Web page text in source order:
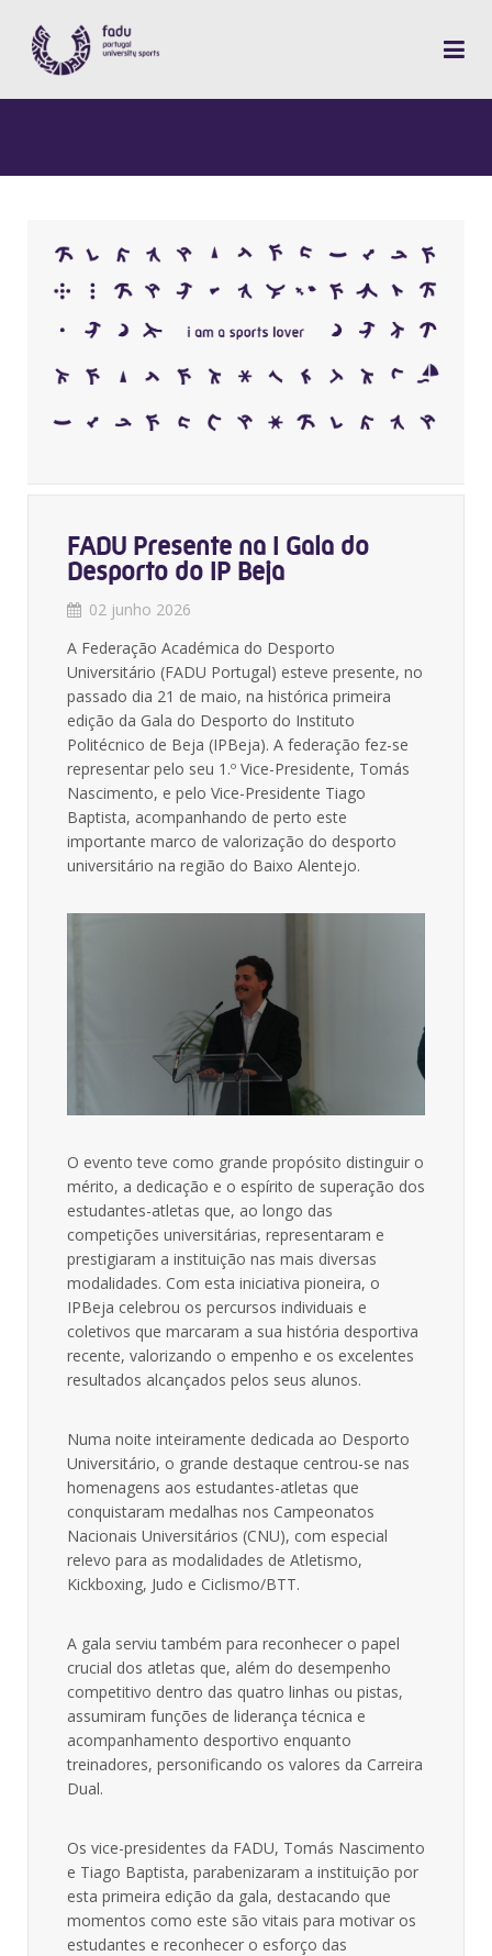
FADU Presente na I Gala do
Desporto do IP Beja
02 junho 2026
A Federação Académica do Desporto
Universitário (FADU Portugal) esteve presente, no
passado dia 21 de maio, na histórica primeira
edição da Gala do Desporto do Instituto
Politécnico de Beja (IPBeja). A federação fez-se
representar pelo seu 1.º Vice-Presidente, Tomás
Nascimento, e pelo Vice-Presidente Tiago
Baptista, acompanhando de perto este
importante marco de valorização do desporto
universitário na região do Baixo Alentejo.
O evento teve como grande propósito distinguir o
mérito, a dedicação e o espírito de superação dos
estudantes-atletas que, ao longo das
competições universitárias, representaram e
prestigiaram a instituição nas mais diversas
modalidades. Com esta iniciativa pioneira, o
IPBeja celebrou os percursos individuais e
coletivos que marcaram a sua história desportiva
recente, valorizando o empenho e os excelentes
resultados alcançados pelos seus alunos.
Numa noite inteiramente dedicada ao Desporto
Universitário, o grande destaque centrou-se nas
homenagens aos estudantes-atletas que
conquistaram medalhas nos Campeonatos
Nacionais Universitários (CNU), com especial
relevo para as modalidades de Atletismo,
Kickboxing, Judo e Ciclismo/BTT.
A gala serviu também para reconhecer o papel
crucial dos atletas que, além do desempenho
competitivo dentro das quatro linhas ou pistas,
assumiram funções de liderança técnica e
acompanhamento desportivo enquanto
treinadores, personificando os valores da Carreira
Dual.
Os vice-presidentes da FADU, Tomás Nascimento
e Tiago Baptista, parabenizaram a instituição por
esta primeira edição da gala, destacando que
momentos como este são vitais para motivar os
estudantes e reconhecer o esforço das